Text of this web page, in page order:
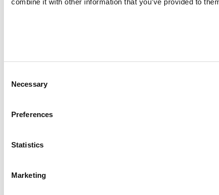
Selection
Necessary
Preferences
Statistics
Marketing